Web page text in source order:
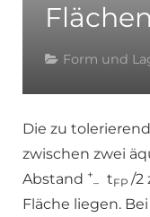
Form und
Die zu
zwischen zwei
Abstand +
– tFP/2
Fläche liegen.